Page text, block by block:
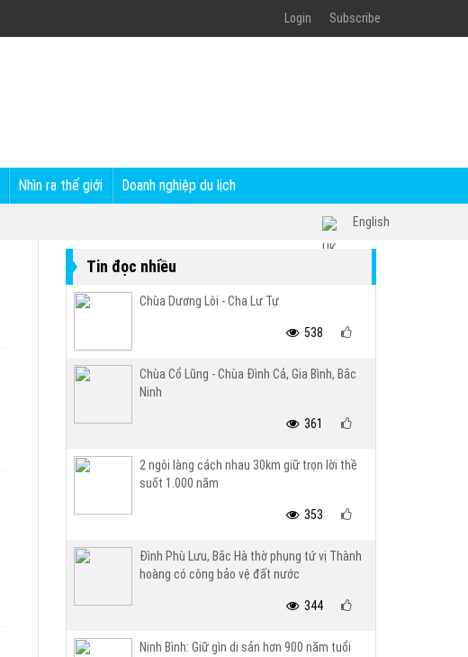
Login Subscribe
Nhìn ra thế giới Doanh nghiệp du lịch
English
Tin đọc nhiều
Chùa Dương Lôi - Cha Lư Tự
538
Chùa Cổ Lũng - Chùa Đình Cả, Gia Bình, Bắc
Ninh
361
2 ngôi làng cách nhau 30km giữ trọn lời thề
suốt 1.000 năm
353
Đình Phù Lưu, Bắc Hà thờ phụng tứ vị Thành
hoàng có công bảo vệ đất nước
344
Ninh Bình: Giữ gìn di sản hơn 900 năm tuổi